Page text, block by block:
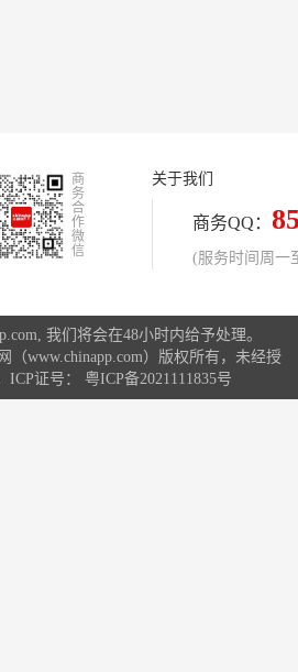
商
务
合
作
微
信
关于我们
商务QQ：
(服务时间周一
我们将会在48小时内给予处理。
（www.chinapp.com）版权所有，未经授
ICP证号： 粤ICP备2021111835号